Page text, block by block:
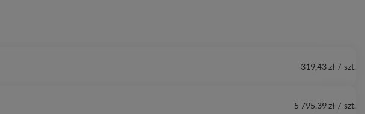
319,43 zł / szt.
5 795,39 zł / szt.